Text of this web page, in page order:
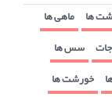
ها ماهی ها
سس ها
خورشت ها